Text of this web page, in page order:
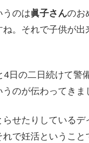
うのは眞子さんのお
。それで子供が
4日の二日続けて警
のが伝わってきま
らせたりしている
で妊活というこ